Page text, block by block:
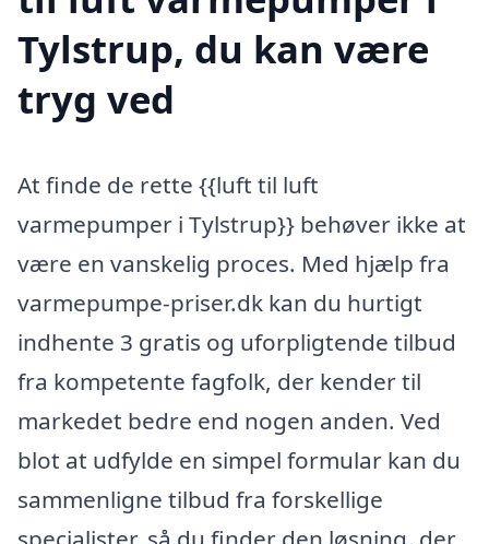
Tylstrup, du kan være
tryg ved
At finde de rette {{luft til luft
varmepumper i Tylstrup}} behøver ikke at
være en vanskelig proces. Med hjælp fra
varmepumpe-priser.dk kan du hurtigt
indhente 3 gratis og uforpligtende tilbud
fra kompetente fagfolk, der kender til
markedet bedre end nogen anden. Ved
blot at udfylde en simpel formular kan du
sammenligne tilbud fra forskellige